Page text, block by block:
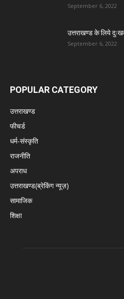
September 6, 2022
उत्तराखण्ड के लिये
September 6, 2022
POPULAR CATEGORY
उत्तराखण्ड
फीचर्ड
धर्म-संस्कृति
राजनीति
अपराध
उत्तराखण्ड(ब्रेकिंग न्यूज़)
सामाजिक
शिक्षा